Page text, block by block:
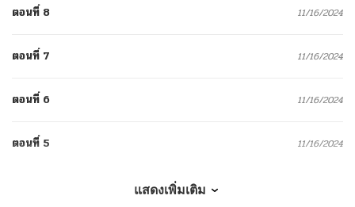
ตอนที่ 8 11/16/2024
ตอนที่ 7 11/16/2024
ตอนที่ 6 11/16/2024
ตอนที่ 5 11/16/2024
แสดงเพิ่มเติม